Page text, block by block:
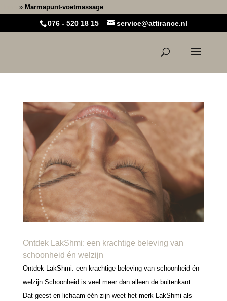
» Marmapunt-voetmassage
076 - 520 18 15 service@attirance.nl
Ontdek LakShmi: een krachtige beleving van
schoonheid én welzijn
Ontdek LakShmi: een krachtige beleving van schoonheid én
welzijn Schoonheid is veel meer dan alleen de buitenkant.
Dat geest en lichaam één zijn weet het merk LakShmi als